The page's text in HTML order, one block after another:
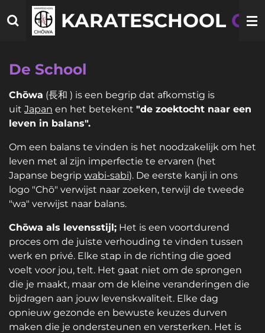
direct
hoofdinhoud
KARATESCHOOL
De School
Chōwa (長和 ) is een begrip dat afkomstig is
uit Japan en het betekent "de zoektocht naar een
leven in balans".
Om een balans te vinden is het noodzakelijk om het
leven met al zijn imperfectie te ervaren (het
Japanse begrip wabi-sabi). De eerste kanji in ons
logo "Chō" verwijst naar zoeken, terwijl de tweede
"wa" verwijst naar balans.
Chōwa als levensstijl; Het is een voortdurend
proces om de juiste verhouding te vinden tussen
werk en privé. Elke stap in de richting die goed
voelt voor jou, telt. Het gaat niet om de sprongen
die je maakt, maar om de kleine veranderingen die
bijdragen aan jouw levenskwaliteit. Elke dag
opnieuw gezonde en bewuste keuzes durven
maken die je ondersteunen en versterken. Het is